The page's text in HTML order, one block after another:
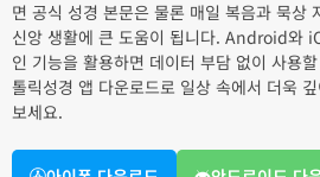
면 공식 성경 본문은 물론 매일 복음과 묵상
신앙 생활에 큰 도움이 됩니다. Android와
인 기능을 활용하면 데이터 부담 없이 사용
톨릭성경 앱 다운로드로 일상 속에서 더욱
보세요.